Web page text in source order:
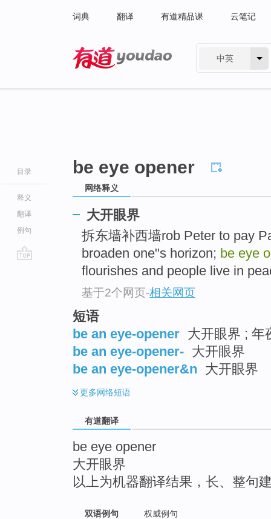
词典 翻译 有道精品课 云笔记
中英
目录
释义
翻译
例句
be eye opener
网络释义
大开眼界
拆东墙补西墙rob Peter to pay
broaden one"s horizon; be eye
flourishes and people live in
基于2个网页-相关网页
短语
be an eye-opener 大开眼界 ; 年
be an eye-opener- 大开眼界
be an eye-opener&n 大开眼界
更多网络短语
有道翻译
be eye opener
大开眼界
以上为机器翻译结果，长、整句
双语例句 权威例句